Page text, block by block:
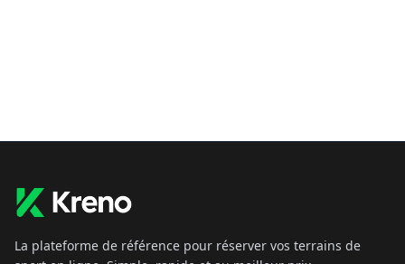
La plateforme de référence pour réserver vos terrains de